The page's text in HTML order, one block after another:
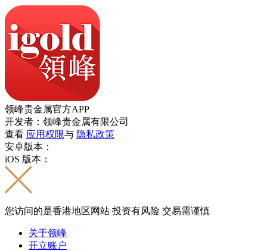
领峰贵金属官方APP
开发者：领峰贵金属有限公司
查看 应用权限与 隐私政策
安卓版本：
iOS 版本：
您访问的是香港地区网站 投资有风险 交易需谨慎
关于领峰
开立账户